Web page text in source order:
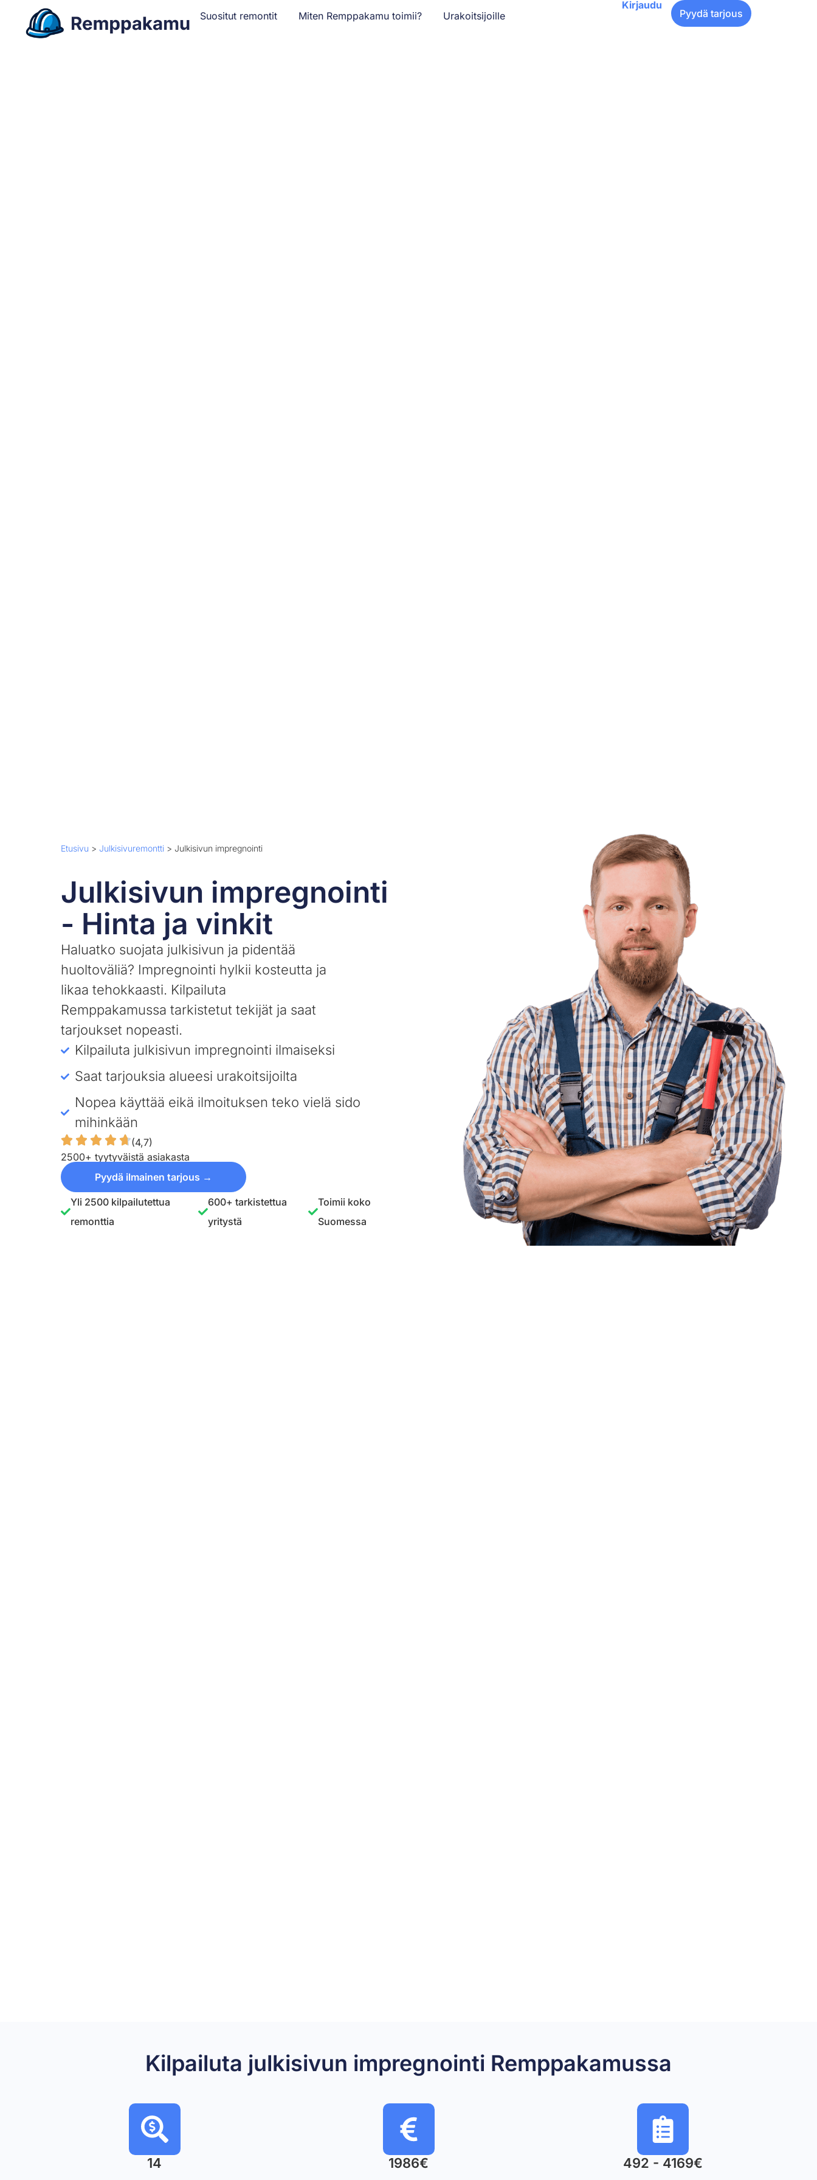
Suositut remontit Miten Remppakamu toimii? Urakoitsijoille
Kirjaudu
Pyydä tarjous
Etusivu > Julkisivuremontti > Julkisivun impregnointi
Julkisivun impregnointi
- Hinta ja vinkit
Haluatko suojata julkisivun ja pidentää
huoltoväliä? Impregnointi hylkii kosteutta ja
likaa tehokkaasti. Kilpailuta
Remppakamussa tarkistetut tekijät ja saat
tarjoukset nopeasti.
Kilpailuta julkisivun impregnointi ilmaiseksi
Saat tarjouksia alueesi urakoitsijoilta
Nopea käyttää eikä ilmoituksen teko vielä sido
mihinkään
(4,7)
2500+ tyytyväistä asiakasta
Pyydä ilmainen tarjous →
Yli 2500 kilpailutettua
remonttia
600+ tarkistettua
yritystä
Toimii koko
Suomessa
Kilpailuta julkisivun impregnointi Remppakamussa
14 1986€ 492 - 4169€